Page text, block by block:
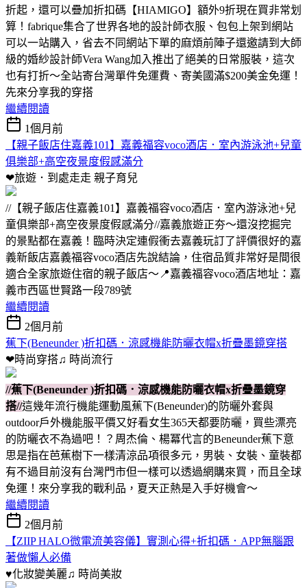
折起，還可以疊加折扣碼【HIAMIGO】額外9折現在買非常划
算！fabrique集合了世界各地的設計師衣服、包包上架到網站
可以一站購入，省去不同網站下單的麻煩前陣子還邀請到大師
級的婚紗設計師Vera Wang加入推出了絕美的日常服裝，這次
也有打折～全站寄台灣單件免運費、寄美國滿$200美金免運！
先來分享我的穿搭
繼續閱讀
1個月前
【親子飯店住嘉義101】嘉義福容voco酒店．室內游泳池+兒童
俱樂部+高空夜景度假感滿分
❤旅遊．到處走走 親子育兒
//【親子飯店住嘉義101】嘉義福容voco酒店．室內游泳池+兒
童俱樂部+高空夜景度假感滿分//嘉義旅遊正夯～還沒挖掘完
的景點都在嘉義！臨時決定連假衝去嘉義玩訂了評價很好的嘉
義新飯店嘉義福容voco酒店先說結論，住宿品質非常好是間很
適合全家旅遊住宿的親子飯店～📍嘉義福容voco酒店地址：嘉
義市西區世賢路一段789號
繼續閱讀
2個月前
蕉下(Beneunder )折扣碼．涼感機能防曬衣帽x折疊墨鏡穿搭
❤時尚穿搭♫ 時尚流行
//蕉下(Beneunder )折扣碼．涼感機能防曬衣帽x折疊墨鏡穿
搭//這幾年流行機能運動風蕉下(Beneunder)的防曬外套與
outdoor戶外機能服平價又好看女生365天都要防曬，買些漂亮
的防曬衣不為過吧！？周杰倫、楊冪代言的Beneunder蕉下意
思是指在芭蕉樹下一樣清涼品項很多元，男裝、女裝、童裝都
有不過目前沒有台灣門市但一樣可以透過網購來買，而且全球
免運！來分享我的戰利品，夏天正熱是入手好機會～
繼續閱讀
2個月前
【ZIIP HALO微電流美容儀】實測心得+折扣碼．APP無腦跟
著做懶人必備
♥化妝變美麗♫ 時尚美妝